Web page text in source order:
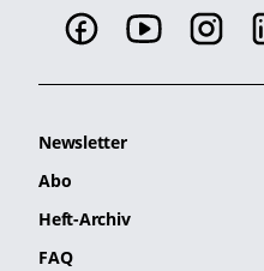
Newsletter
Abo
Heft-Archiv
FAQ